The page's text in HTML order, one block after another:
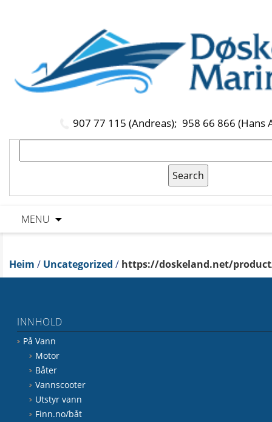
907 77 115 (Andreas); 958 66 866 (Hans
MENU
Heim / Uncategorized / https://doskeland.net/
INNHOLD
På Vann
Motor
Båter
Vannscooter
Utstyr vann
Finn.no/båt